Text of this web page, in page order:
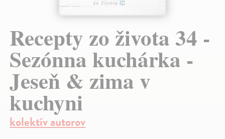
Recepty zo života 34 -
Sezónna kuchárka -
Jeseň & zima v
kuchyni
kolektív autorov